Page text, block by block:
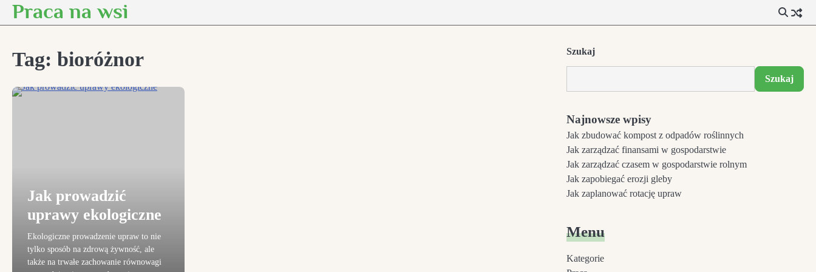
SkipPraca na wsi
Tag: bioróżnor
Jak prowadzić
uprawy ekologiczne
Ekologiczne prowadzenie upraw to nie
tylko sposób na zdrową żywność, ale
także na trwałe zachowanie równowagi
Szukaj
Szukaj
Najnowsze wpisy
Jak zbudować kompost z odpadów roślinnych
Jak zarządzać finansami w gospodarstwie
Jak zarządzać czasem w gospodarstwie rolnym
Jak zapobiegać erozji gleby
Jak zaplanować rotację upraw
Menu
Kategorie